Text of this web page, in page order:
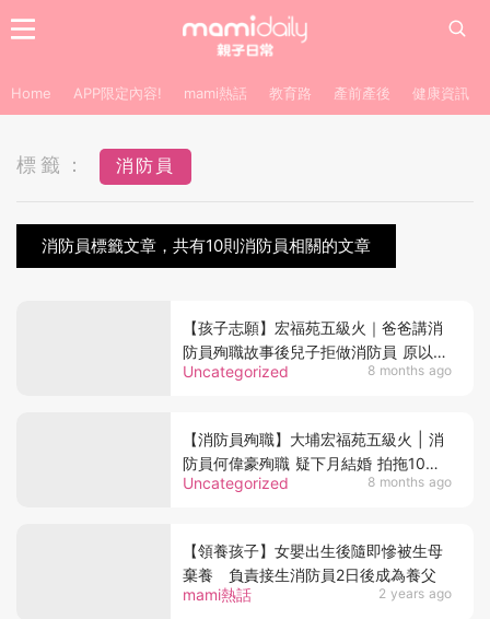
Home APP限定內容! mami熱話 教育路 產前產後 健康資訊
標籤： 消防員
消防員標籤文章，共有10則消防員相關的文章
Uncategorized 8 months ago
【孩子志願】宏福苑五級火｜爸爸講消
防員殉職故事後兒子拒做消防員 原以為
是怕火場 父親聽完原因後自豪又動容
Uncategorized 8 months ago
【消防員殉職】大埔宏福苑五級火 | 消
防員何偉豪殉職 疑下月結婚 拍拖10年
女友深情悼念：你係我嘅驕傲
mami熱話 2 years ago
【領養孩子】女嬰出生後隨即慘被生母
棄養 負責接生消防員2日後成為養父